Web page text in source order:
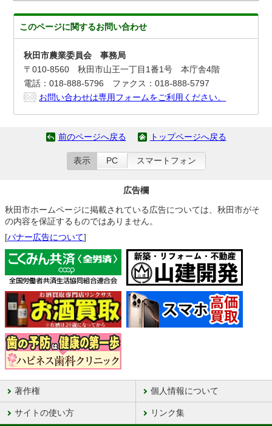
このページに関するお問い合わせ
秋田市農業委員会 事務局
〒010-8560 秋田市山王一丁目1番1号 本庁舎4階
電話：018-888-5796 ファクス：018-888-5797
お問い合わせは専用フォームをご利用ください。
前のページへ戻る トップページへ戻る
表示 PC スマートフォン
広告欄
秋田市ホームページに掲載されている広告については、秋田市がそ
の内容を保証するものではありません。
[バナー広告について]
著作権 個人情報について
サイトの使い方 リンク集